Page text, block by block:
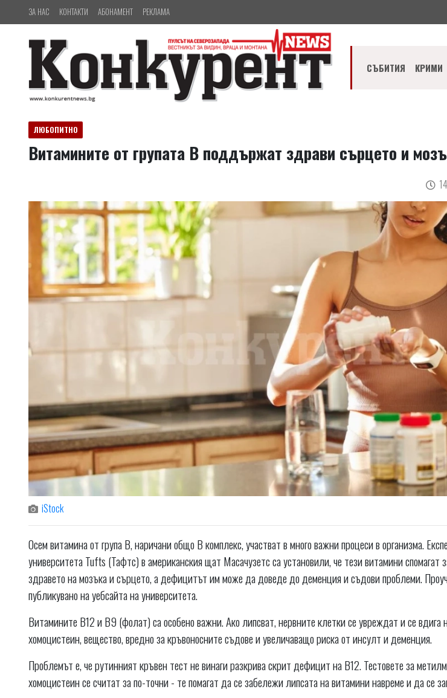
ЗА НАС КОНТАКТИ АБОНАМЕНТ РЕКЛАМА
СЪБИТИЯ КРИМИ
ЛЮБОПИТНО
Витамините от групата В поддържат здрави сърцето и
iStock
Осем витамина от група В, наричани общо B комплекс, участват в много важни процеси в организма.
университета Tufts (Тафтс) в американския щат Масачузетс са установили, че тези витамини
здравето на мозъка и сърцето, а дефицитът им може да доведе до деменция и съдови проблеми.
публикувано на уебсайта на университета.
Витамините B12 и B9 (фолат) са особено важни. Ако липсват, нервните клетки се увреждат и се вдига
хомоцистеин, вещество, вредно за кръвоносните съдове и увеличаващо риска от инсулт и деменция.
Проблемът е, че рутинният кръвен тест не винаги разкрива скрит дефицит на B12. Тестовете за
хомоцистеин се считат за по-точни - те помагат да се забележи липсата на витамини навреме и да се